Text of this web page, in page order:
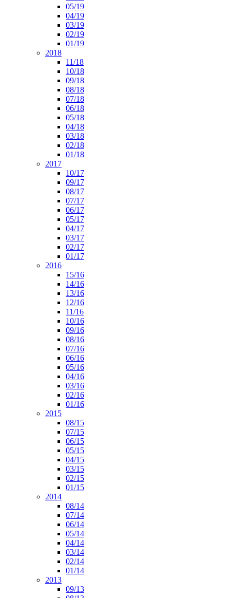
05/19
04/19
03/19
02/19
01/19
2018
11/18
10/18
09/18
08/18
07/18
06/18
05/18
04/18
03/18
02/18
01/18
2017
10/17
09/17
08/17
07/17
06/17
05/17
04/17
03/17
02/17
01/17
2016
15/16
14/16
13/16
12/16
11/16
10/16
09/16
08/16
07/16
06/16
05/16
04/16
03/16
02/16
01/16
2015
08/15
07/15
06/15
05/15
04/15
03/15
02/15
01/15
2014
08/14
07/14
06/14
05/14
04/14
03/14
02/14
01/14
2013
09/13